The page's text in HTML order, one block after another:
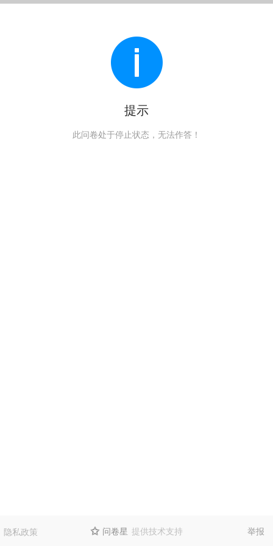
提示
此问卷处于停止状态，无法作答！
隐私政策  问卷星 提供技术支持 举报